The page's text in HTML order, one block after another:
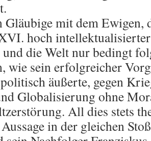
Gläubige mit dem Ewigen,
hoch
die Welt nur bedingt
wie sein erfolgreicher
äußerte, gegen
Globalisierung ohne
All dies stets
in der gleichen